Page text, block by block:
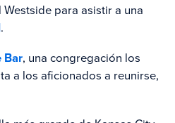
para asistir a una
.
Bar, una congregación los
a los aficionados a reunirse,